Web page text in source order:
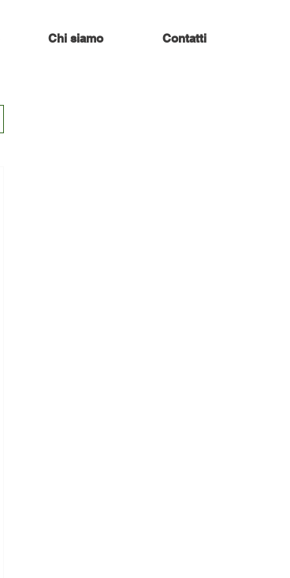
Chi siamo Contatti